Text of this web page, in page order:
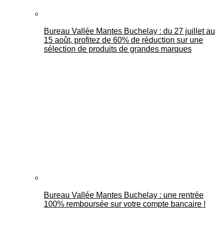
Bureau Vallée Mantes Buchelay : du 27 juillet au
15 août, profitez de 60% de réduction sur une
sélection de produits de grandes marques
Bureau Vallée Mantes Buchelay : une rentrée
100% remboursée sur votre compte bancaire !